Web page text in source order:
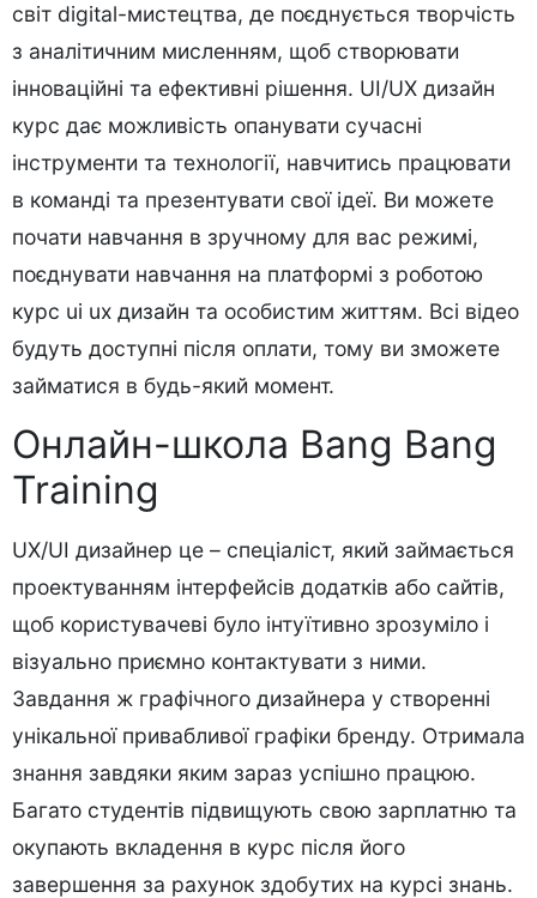
світ digital-мистецтва, де поєднується творчість
з аналітичним мисленням, щоб створювати
інноваційні та ефективні рішення. UІ/UX дизaйн
курс дає можливість опанувати сучасні
інструменти та технології, навчитись працювати
в команді та презентувати свої ідеї. Ви можете
почати навчання в зручному для вас режимі,
поєднувати навчання на платформі з роботою
курс ui ux дизайн та особистим життям. Всі відео
будуть доступні після оплати, тому ви зможете
займатися в будь-який момент.
Онлайн-школа Bang Bang
Training
UX/UI дизайнер це – спеціаліст, який займається
проектуванням інтерфейсів додатків або сайтів,
щоб користувачеві було інтуїтивно зрозуміло і
візуально приємно контактувати з ними.
Завдання ж графічного дизайнера у створенні
унікальної привабливої графіки бренду. Отримала
знання завдяки яким зараз успішно працюю.
Багато студентів підвищують свою зарплатню та
окупають вкладення в курс після його
завершення за рахунок здобутих на курсі знань.